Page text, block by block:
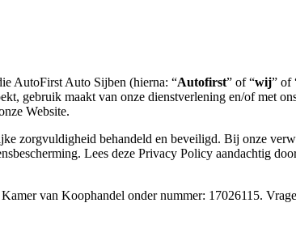
AutoFirst Auto Sijben (hierna: “Autofirst” of “wij” of
gebruik maakt van onze dienstverlening en/of met
Website.
zorgvuldigheid behandeld en beveiligd. Bij onze
Lees deze Privacy Policy aandachtig
van Koophandel onder nummer: 17026115.